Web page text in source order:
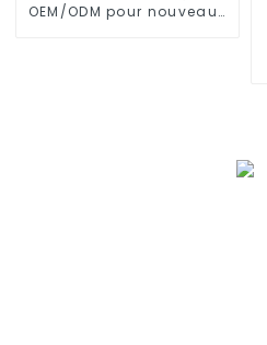
OEM/ODM pour nouveau-